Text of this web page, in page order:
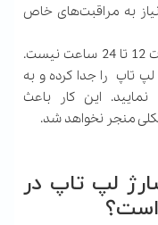
به مراقبت‌های خاص
برای شارژ کردن لپ‌تاپ نیازی به مدت 12 تا 24 ساعت نیست.
تاپ را جدا کرده و به
این کار باعث
منجر نخواهد شد.
لپ تاپ در